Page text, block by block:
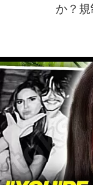
か？